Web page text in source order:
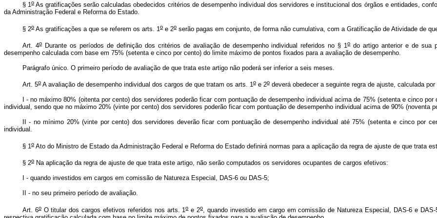
§ 1oAs gratificações serão calculadas obedecidos critérios de desempenho individual dos servidores e institucional dos órgãos e entidades,
da Administração Federal e Reforma do Estado.
§ 2oAs gratificações a que se referem os arts. 1oe 2oserão pagas em conjunto, de forma não cumulativa, com a Gratificação de Atividade de
Art. 4oDurante os períodos de definição dos critérios de avaliação de desempenho individual referidos no § 1odo artigo anterior e de sua
desempenho calculada com base em 75% (setenta e cinco por cento) do limite máximo de pontos fixados para a avaliação de desempenho.
Parágrafo único. O primeiro período de avaliação de que trata este artigo não poderá ser inferior a seis meses.
Art. 5oA avaliação de desempenho individual dos cargos de que tratam os arts. 1oe 2odeverá obedecer a seguinte regra de ajuste, calculada
I - no máximo 80% (oitenta por cento) dos servidores poderão ficar com pontuação de desempenho individual acima de 75% (setenta e cinco
individual, sendo que no máximo 20% (vinte por cento) dos servidores poderão ficar com pontuação de desempenho individual acima de 90% (noventa
II - no mínimo 20% (vinte por cento) dos servidores deverão ficar com pontuação de desempenho individual até 75% (setenta e cinco por
individual.
§ 1oAto do Ministro de Estado da Administração Federal e Reforma do Estado definirá normas para a aplicação da regra de ajuste de que trata
§ 2oNa aplicação da regra de ajuste de que trata este artigo, não serão computados os servidores ocupantes de cargos efetivos:
I - quando investidos em cargos em comissão de Natureza Especial, DAS-6 ou DAS-5;
II - no seu primeiro período de avaliação.
Art. 6oO titular dos cargos efetivos referidos nos arts. 1oe 2o, quando investido em cargo em comissão de Natureza Especial, DAS-6 e